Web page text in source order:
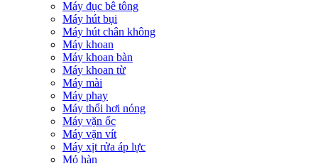
Máy đục bê tông
Máy hút bụi
Máy hút chân không
Máy khoan
Máy khoan bàn
Máy khoan từ
Máy mài
Máy phay
Máy thổi hơi nóng
Máy vặn ốc
Máy vặn vít
Máy xịt rửa áp lực
Mỏ hàn